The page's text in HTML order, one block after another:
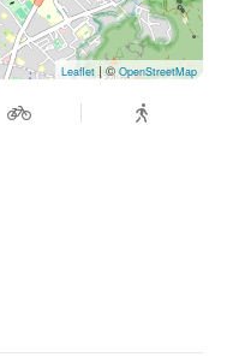
Leaflet| ©OpenStreetMap